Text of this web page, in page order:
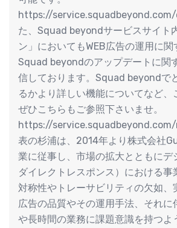
https://
た、Squad beyondサービスサイト
ン」においてもWEB広告の運用に
Squad beyondのアップデートに関
信しております。Squad beyondで
るかより詳しい機能についてなど、
ぜひこちらもご参照下さいませ。
https://
表の杉浦は、2014年より株式会社
業に従事し、市場の拡大とともにデ
ダイレクトレスポンス）における事
対称性やトレーサビリティの欠如、
広告の品質やその運用手法、それに
や長時間の業務に課題意識を持つよ